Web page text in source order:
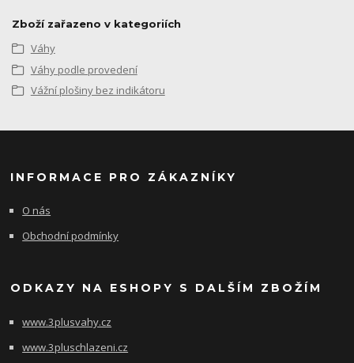
Zboží zařazeno v kategoriích
Váhy
Váhy podle provedení
Vážní plošiny bez indikátoru
INFORMACE PRO ZÁKAZNÍKY
O nás
Obchodní podmínky
ODKAZY NA ESHOPY S DALŠÍM ZBOŽÍM
www.3plusvahy.cz
www.3pluschlazeni.cz